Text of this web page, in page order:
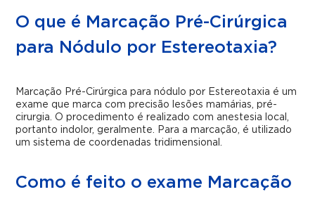
O que é Marcação Pré-Cirúrgica
para Nódulo por Estereotaxia?
Marcação Pré-Cirúrgica para nódulo por Estereotaxia é um
exame que marca com precisão lesões mamárias, pré-
cirurgia. O procedimento é realizado com anestesia local,
portanto indolor, geralmente. Para a marcação, é utilizado
um sistema de coordenadas tridimensional.
Como é feito o exame Marcação